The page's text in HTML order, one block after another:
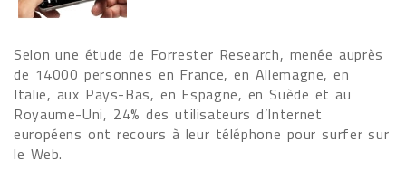
Selon une étude de Forrester Research, menée auprès
de 14000 personnes en France, en Allemagne, en
Italie, aux Pays-Bas, en Espagne, en Suède et au
Royaume-Uni, 24% des utilisateurs d’Internet
européens ont recours à leur téléphone pour surfer sur
le Web.